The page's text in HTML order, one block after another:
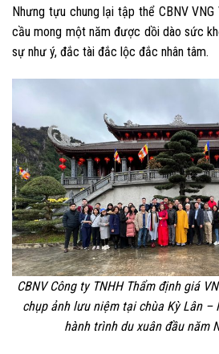
Nhưng tựu chung lại tập thể CBNV VNG
cầu mong một năm được dồi dào sức
sự như ý, đắc tài đắc lộc đắc nhân tâm.
CBNV Công ty TNHH Thẩm định giá
chụp ảnh lưu niệm tại chùa Kỳ Lân –
hành trình du xuân đầu năm